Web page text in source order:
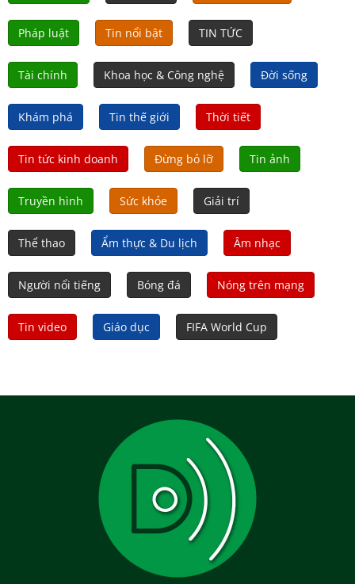
Pháp luật Tin nổi bật TIN TỨC
Tài chính Khoa học & Công nghệ Đời sống
Khám phá Tin thế giới Thời tiết
Tin tức kinh doanh Đừng bỏ lỡ Tin ảnh
Truyền hình Sức khỏe Giải trí
Thể thao Ẩm thực & Du lịch Âm nhạc
Người nổi tiếng Bóng đá Nóng trên mạng
Tin video Giáo dục FIFA World Cup